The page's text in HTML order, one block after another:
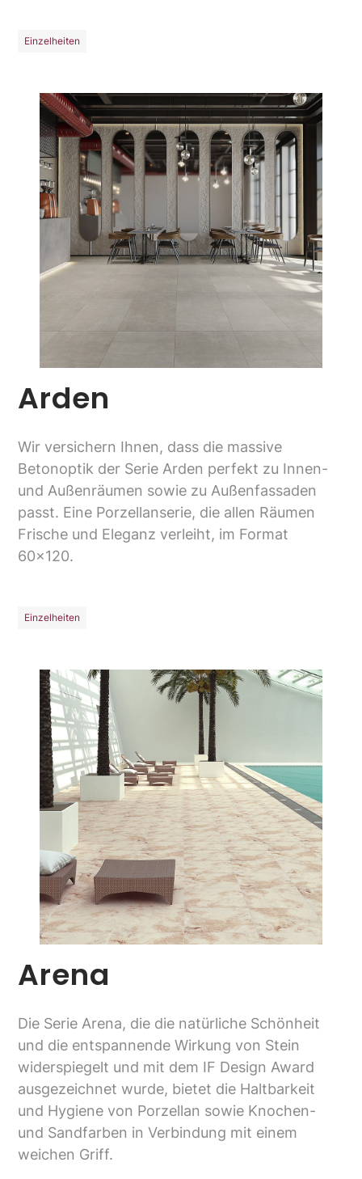
Einzelheiten
Arden
Wir versichern Ihnen, dass die massive
Betonoptik der Serie Arden perfekt zu Innen-
und Außenräumen sowie zu Außenfassaden
passt. Eine Porzellanserie, die allen Räumen
Frische und Eleganz verleiht, im Format
60x120.
Einzelheiten
Arena
Die Serie Arena, die die natürliche Schönheit
und die entspannende Wirkung von Stein
widerspiegelt und mit dem IF Design Award
ausgezeichnet wurde, bietet die Haltbarkeit
und Hygiene von Porzellan sowie Knochen-
und Sandfarben in Verbindung mit einem
weichen Griff.